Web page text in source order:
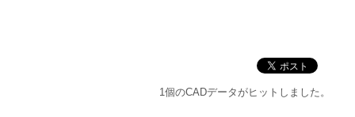
1個のCADデータがヒットしました。